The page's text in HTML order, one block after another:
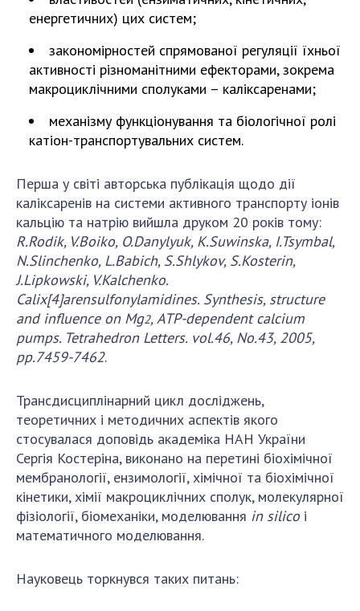
КОНТАКТИ
ПРОФСПІЛКА НАН УКРАЇНИ
енергетичних) цих систем;
закономірностей спрямованої регуляції їхньої
активності різноманітними ефекторами, зокрема
макроциклічними сполуками – каліксаренами;
механізму функціонування та біологічної ролі
катіон-транспортувальних систем.
Перша у світі авторська публікація щодо дії
каліксаренів на системи активного транспорту іонів
кальцію та натрію вийшла друком 20 років тому:
R.Rodik, V.Boiko, O.Danylyuk, K.Suwinska, I.Tsymbal,
N.Slinchenko, L.Babich, S.Shlykov, S.Kosterin,
J.Lipkowski, V.Kalchenko.
Calix[4]arensulfonylamidines. Synthesis, structure
and influence on Mg2, АТР-dependent calcium
pumps. Tetrahedron Letters. vol.46, No.43, 2005,
pp.7459-7462.
Трансдисциплінарний цикл досліджень,
теоретичних і методичних аспектів якого
стосувалася доповідь академіка НАН України
Сергія Костеріна, виконано на перетині біохімічної
мембранології, ензимології, хімічної та біохімічної
кінетики, хімії макроциклічних сполук, молекулярної
фізіології, біомеханіки, моделювання in silico і
математичного моделювання.
Науковець торкнувся таких питань: